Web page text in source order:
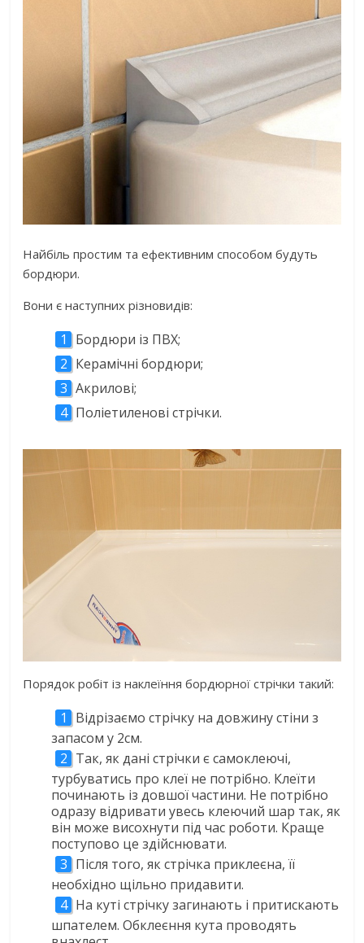
Найбіль простим та ефективним способом будуть
бордюри.
Вони є наступних різновидів:
Бордюри із ПВХ;
Керамічні бордюри;
Акрилові;
Поліетиленові стрічки.
Порядок робіт із наклеїння бордюрної стрічки такий:
Відрізаємо стрічку на довжину стіни з
запасом у 2см.
Так, як дані стрічки є самоклеючі,
турбуватись про клеї не потрібно. Клеїти
починають із довшої частини. Не потрібно
одразу відривати увесь клеючий шар так, як
він може висохнути під час роботи. Краще
поступово це здійснювати.
Після того, як стрічка приклеєна, її
необхідно щільно придавити.
На куті стрічку загинають і притискають
шпателем. Обклеєння кута проводять